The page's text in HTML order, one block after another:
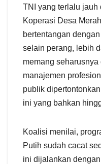
TNI yang terlalu jauh
Koperasi Desa
bertentangan
selain perang, lebih
memang
manajemen
publik
ini yang bahkan
Koalisi menilai,
Putih sudah cacat
ini dijalankan